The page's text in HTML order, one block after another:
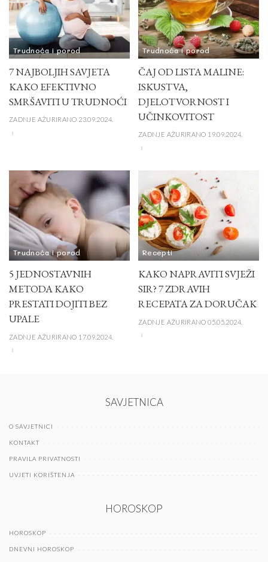
Trudnoća i porod
7 NAJBOLJIH SAVJETA
KAKO EFEKTIVNO
SMRŠAVITI U TRUDNOĆI
ZADNJE AŽURIRANO 23.09.2024.
Trudnoća i porod
ČAJ OD LISTA MALINE:
ISKUSTVA,
DJELOTVORNOST I
UČINKOVITOST
ZADNJE AŽURIRANO 19.09.2024.
Trudnoća i porod
5 JEDNOSTAVNIH
METODA KAKO
PRESTATI DOJITI BEZ
UPALE
ZADNJE AŽURIRANO 17.09.2024.
Recepti
KAKO NAPRAVITI SVJEŽI
SIR? 7 ZDRAVIH
RECEPATA ZA DORUČAK
ZADNJE AŽURIRANO 05.05.2024.
SAVJETNICA
O SAVJETNICI
KONTAKT
PRAVILA PRIVATNOSTI
UVJETI KORIŠTENJA
HOROSKOP
HOROSKOP
DNEVNI HOROSKOP